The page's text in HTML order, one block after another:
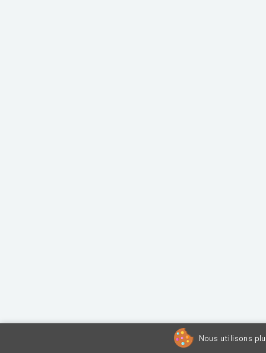
Nous utilisons